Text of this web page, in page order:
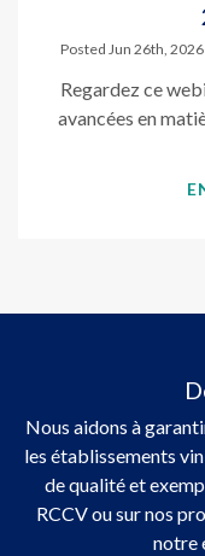
Posted Jun 26th, 2026
Regardez ce
avancées en
Nous aidons à
les établissements
de qualité et
RCCV ou sur nos
notre